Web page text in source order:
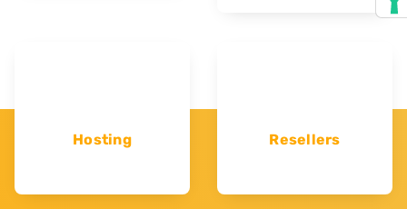
Hosting Resellers